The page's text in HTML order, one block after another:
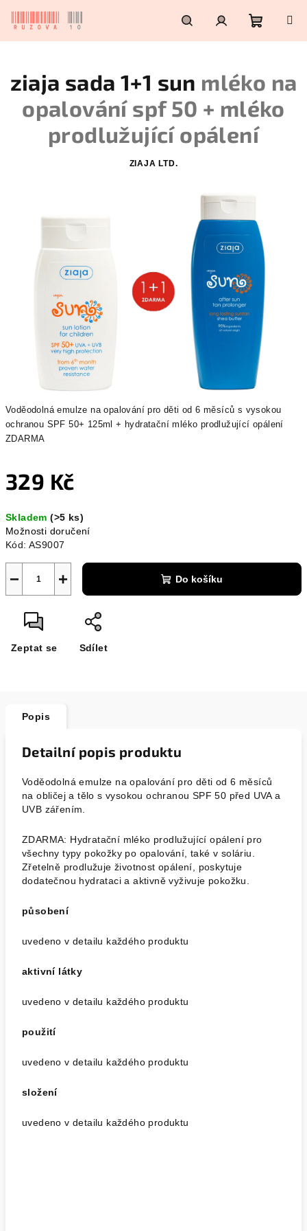
HledatPřihlášeníNákupní
košík
Voděodolná emulze na opalování pro děti od 6 měsíců s vysokou
ochranou SPF 50+ 125ml + hydratační mléko prodlužující opálení
ZDARMA
329 Kč
cena:
Skladem(>5 ks)
Možnosti doručení
Kód: AS9007
+
− Do košíku
Zeptat se Sdílet
ziaja sada 1+1 sun mléko na
opalování spf 50 + mléko
prodlužující opálení
ZIAJA LTD.
Popis
Detailní popis produktu
Voděodolná emulze na opalování pro děti od 6 měsíců
na obličej a tělo s vysokou ochranou SPF 50 před UVA a
UVB zářením.
ZDARMA: Hydratační mléko prodlužující opálení pro
všechny typy pokožky po opalování, také v soláriu.
Zřetelně prodlužuje životnost opálení, poskytuje
dodatečnou hydrataci a aktivně vyživuje pokožku.
působení
uvedeno v detailu každého produktu
aktivní látky
uvedeno v detailu každého produktu
použití
uvedeno v detailu každého produktu
složení
uvedeno v detailu každého produktu